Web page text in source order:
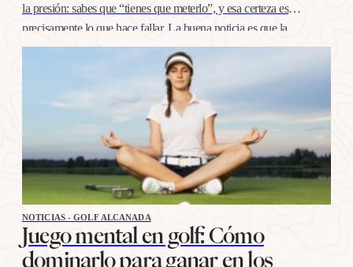
la presión: sabes que “tienes que meterlo”, y esa certeza es
precisamente lo que hace fallar. La buena noticia es que la
confianza en esta distancia se entrena igual que cualquier
NOTICIAS - GOLF ALCANADA
Juego mental en golf: Cómo
dominarlo para ganar en los